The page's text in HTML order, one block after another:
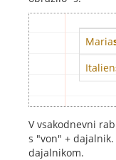
Maria
Italien
V vsakodnevni
s "von" +
dajalnikom.